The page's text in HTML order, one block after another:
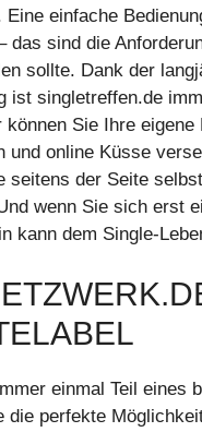
Eine einfache
das sind die
sollte. Dank der
ist singletreffen.de
Sie Ihre
und online Küsse
seitens der Seite
wenn Sie sich erst
kann dem Single-
einmal Teil eines
die perfekte